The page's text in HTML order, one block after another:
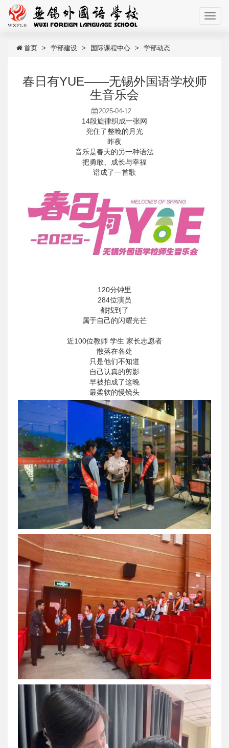
首页 学部建设 国际课程中心 学部动态
春日有YUE——无锡外国语学校师
生音乐会
2025-04-12
14段旋律织成一张网
兜住了整晚的月光
昨夜
音乐是春天的另一种语法
把勇敢、成长与幸福
谱成了一首歌
120分钟里
284位演员
都找到了
属于自己的闪耀光芒
近100位教师 学生 家长志愿者
散落在各处
只是他们不知道
自己认真的剪影
早被拍成了这晚
最柔软的慢镜头